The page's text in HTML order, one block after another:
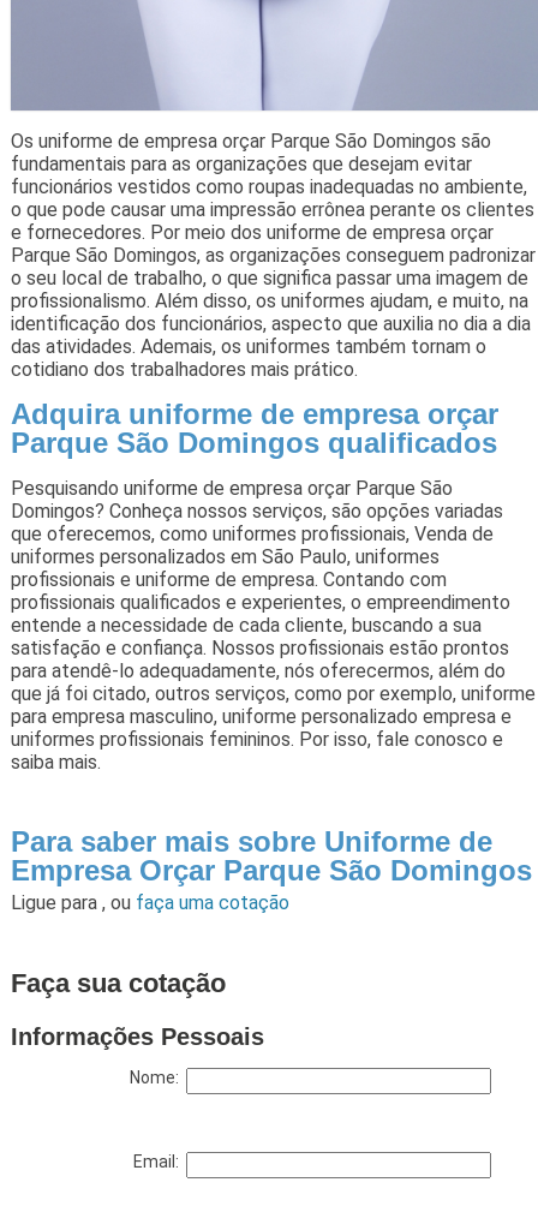
Os uniforme de empresa orçar Parque São Domingos são
fundamentais para as organizações que desejam evitar
funcionários vestidos como roupas inadequadas no ambiente,
o que pode causar uma impressão errônea perante os clientes
e fornecedores. Por meio dos uniforme de empresa orçar
Parque São Domingos, as organizações conseguem padronizar
o seu local de trabalho, o que significa passar uma imagem de
profissionalismo. Além disso, os uniformes ajudam, e muito, na
identificação dos funcionários, aspecto que auxilia no dia a dia
das atividades. Ademais, os uniformes também tornam o
cotidiano dos trabalhadores mais prático.
Adquira uniforme de empresa orçar
Parque São Domingos qualificados
Pesquisando uniforme de empresa orçar Parque São
Domingos? Conheça nossos serviços, são opções variadas
que oferecemos, como uniformes profissionais, Venda de
uniformes personalizados em São Paulo, uniformes
profissionais e uniforme de empresa. Contando com
profissionais qualificados e experientes, o empreendimento
entende a necessidade de cada cliente, buscando a sua
satisfação e confiança. Nossos profissionais estão prontos
para atendê-lo adequadamente, nós oferecermos, além do
que já foi citado, outros serviços, como por exemplo, uniforme
para empresa masculino, uniforme personalizado empresa e
uniformes profissionais femininos. Por isso, fale conosco e
saiba mais.
Para saber mais sobre Uniforme de
Empresa Orçar Parque São Domingos
Ligue para , ou faça uma cotação
Faça sua cotação
Informações Pessoais
Nome:
Email: